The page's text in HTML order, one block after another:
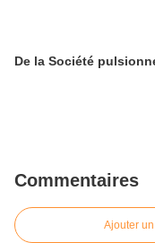
De la Société
Commentaires
Ajouter